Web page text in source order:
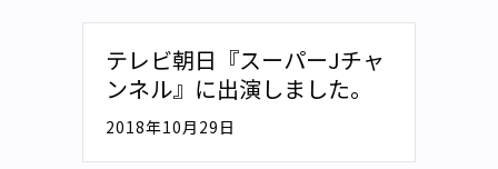
テレビ朝日『スーパーJチャ
ンネル』に出演しました。
2018年10月29日